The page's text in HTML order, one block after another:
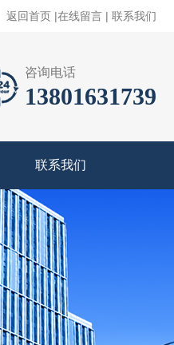
返回首页 |在线留言 | 联系我们
咨询电话
13801631739
联系我们